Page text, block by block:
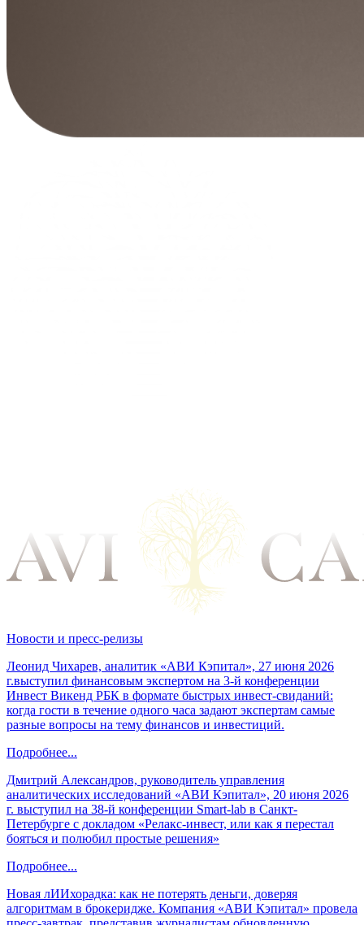
Новости и пресс-релизы
Леонид Чихарев, аналитик «АВИ Кэпитал», 27 июня 2026
г.выступил финансовым экспертом на 3-й конференции
Инвест Викенд РБК в формате быстрых инвест-свиданий:
когда гости в течение одного часа задают экспертам самые
разные вопросы на тему финансов и инвестиций.
Подробнее...
Дмитрий Александров, руководитель управления
аналитических исследований «АВИ Кэпитал», 20 июня 2026
г. выступил на 38-й конференции Smart-lab в Санкт-
Петербурге с докладом «Релакс-инвест, или как я перестал
бояться и полюбил простые решения»
Подробнее...
Новая лИИхорадка: как не потерять деньги, доверяя
алгоритмам в брокеридже. Компания «АВИ Кэпитал» провела